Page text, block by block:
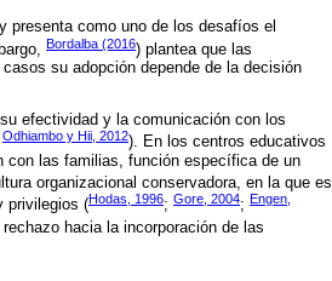
presenta como uno de los desafíos el
Bordalba (2016) plantea que las
su adopción depende de la decisión
efectividad y la comunicación con los
Odhiambo y Hii, 2012). En los centros educativos
con las familias, función específica de un
organizacional conservadora, en la que es
privilegios (Hodas, 1996; Gore, 2004; Engen,
rechazo hacia la incorporación de las